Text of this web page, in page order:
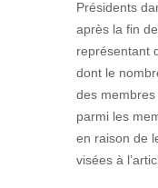
Présidents
après la fin
représentant
dont le
des
parmi les
en raison de
visées à